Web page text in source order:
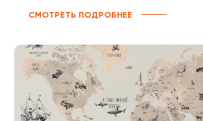
СМОТРЕТЬ ПОДРОБНЕЕ